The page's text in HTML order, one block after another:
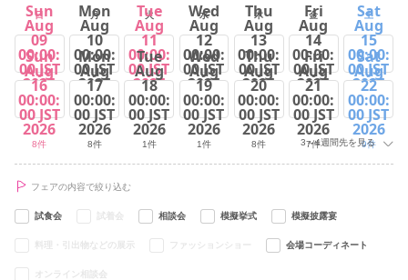
日 月 火 水 木 金 土
Sun
Aug
09
00:00:
00 JST
2026
9件
Mon
Aug
10
00:00:
00 JST
2026
7件
Tue
Aug
11
00:00:
00 JST
2026
5件
Wed
Aug
12
00:00:
00 JST
2026
1件
Thu
Aug
13
00:00:
00 JST
2026
7件
Fri
Aug
14
00:00:
00 JST
2026
6件
Sat
Aug
15
00:00:
00 JST
2026
9件
Sun
Aug
16
00:00:
00 JST
2026
8件
Mon
Aug
17
00:00:
00 JST
2026
8件
Tue
Aug
18
00:00:
00 JST
2026
1件
Wed
Aug
19
00:00:
00 JST
2026
1件
Thu
Aug
20
00:00:
00 JST
2026
8件
Fri
Aug
21
00:00:
00 JST
2026
7件
Sat
Aug
22
00:00:
00 JST
2026
9件
3～4週間先を見る
フェアの内容で絞り込む
試食会 試着会 相談会 模擬挙式 模擬披露宴
料理・引出物などの展示 ファッションショー 会場コーディネート
オンライン相談会